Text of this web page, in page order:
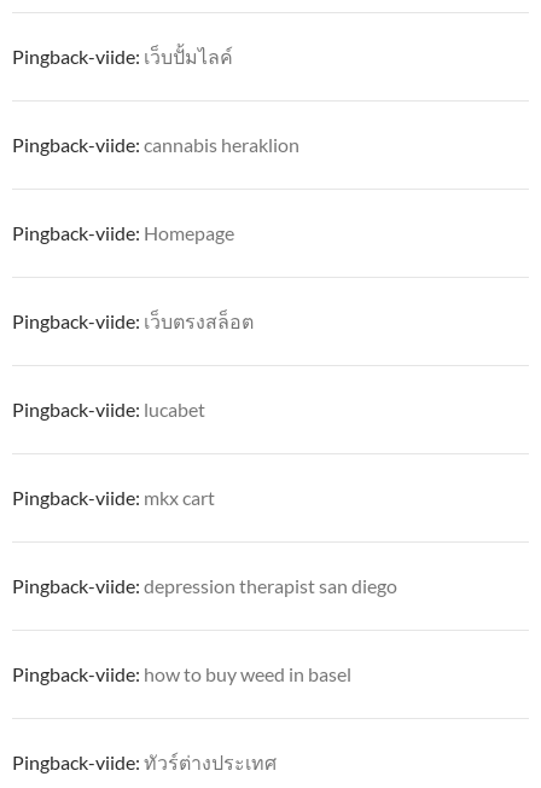
Pingback-viide: เว็บปั้มไลค์
Pingback-viide: cannabis heraklion
Pingback-viide: Homepage
Pingback-viide: เว็บตรงสล็อต
Pingback-viide: lucabet
Pingback-viide: mkx cart
Pingback-viide: depression therapist san diego
Pingback-viide: how to buy weed in basel
Pingback-viide: ทัวร์ต่างประเทศ